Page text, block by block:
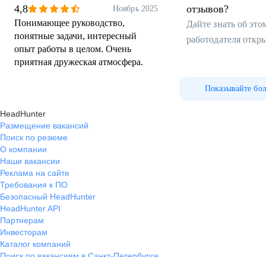
4,8
Ноябрь 2025
Понимающее руководство,
понятные задачи, интересный
опыт работы в целом. Очень
приятная дружеская атмосфера.
отзывов?
Дайте знать об
работодателя
Показывайте
HeadHunter
Размещение вакансий
Поиск по резюме
О компании
Наши вакансии
Реклама на сайте
Требования к ПО
Безопасный HeadHunter
HeadHunter API
Партнерам
Инвесторам
Каталог компаний